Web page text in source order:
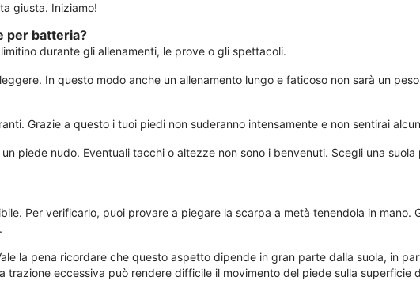
giusta. Iniziamo!
per batteria?
durante gli allenamenti, le prove o gli spettacoli.
In questo modo anche un allenamento lungo e faticoso non sarà un
Grazie a questo i tuoi piedi non suderanno intensamente e non sentirai
piede nudo. Eventuali tacchi o altezze non sono i benvenuti. Scegli una
Per verificarlo, puoi provare a piegare la scarpa a metà tenendola in mano.
la pena ricordare che questo aspetto dipende in gran parte dalla suola, in
eccessiva può rendere difficile il movimento del piede sulla superficie